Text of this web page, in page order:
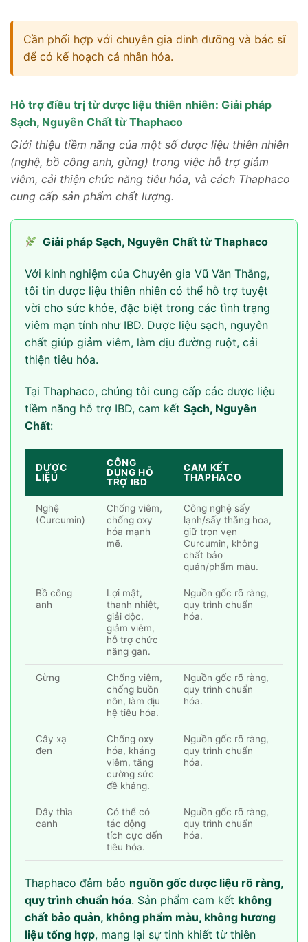
Cần phối hợp với chuyên gia dinh dưỡng và bác sĩ
để có kế hoạch cá nhân hóa.
Hỗ trợ điều trị từ dược liệu thiên nhiên: Giải pháp
Sạch, Nguyên Chất từ Thaphaco
Giới thiệu tiềm năng của một số dược liệu thiên nhiên
(nghệ, bồ công anh, gừng) trong việc hỗ trợ giảm
viêm, cải thiện chức năng tiêu hóa, và cách Thaphaco
cung cấp sản phẩm chất lượng.
Giải pháp Sạch, Nguyên Chất từ Thaphaco
Với kinh nghiệm của Chuyên gia Vũ Văn Thắng,
tôi tin dược liệu thiên nhiên có thể hỗ trợ tuyệt
vời cho sức khỏe, đặc biệt trong các tình trạng
viêm mạn tính như IBD. Dược liệu sạch, nguyên
chất giúp giảm viêm, làm dịu đường ruột, cải
thiện tiêu hóa.
Tại Thaphaco, chúng tôi cung cấp các dược liệu
tiềm năng hỗ trợ IBD, cam kết Sạch, Nguyên
Chất:
DƯỢC
LIỆU
CÔNG
DỤNG HỖ
TRỢ IBD
CAM KẾT
THAPHACO
Nghệ
(Curcumin)
Chống viêm,
chống oxy
hóa mạnh
mẽ.
Công nghệ sấy
lạnh/sấy thăng hoa,
giữ trọn vẹn
Curcumin, không
chất bảo
quản/phẩm màu.
Bồ công
anh
Lợi mật,
thanh nhiệt,
giải độc,
giảm viêm,
hỗ trợ chức
năng gan.
Nguồn gốc rõ ràng,
quy trình chuẩn
hóa.
Gừng
Chống viêm,
chống buồn
nôn, làm dịu
hệ tiêu hóa.
Nguồn gốc rõ ràng,
quy trình chuẩn
hóa.
Cây xạ
đen
Chống oxy
hóa, kháng
viêm, tăng
cường sức
đề kháng.
Nguồn gốc rõ ràng,
quy trình chuẩn
hóa.
Dây thìa
canh
Có thể có
tác động
tích cực đến
tiêu hóa.
Nguồn gốc rõ ràng,
quy trình chuẩn
hóa.
Thaphaco đảm bảo nguồn gốc dược liệu rõ ràng,
quy trình chuẩn hóa. Sản phẩm cam kết không
chất bảo quản, không phẩm màu, không hương
liệu tổng hợp, mang lại sự tinh khiết từ thiên